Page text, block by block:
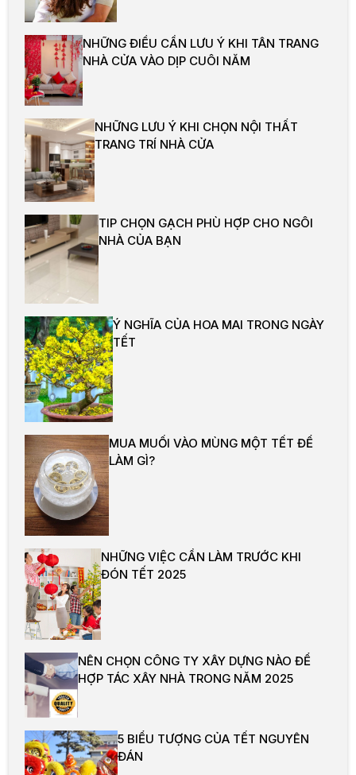
NHỮNG ĐIỀU CẦN LƯU Ý KHI TÂN TRANG
NHÀ CỬA VÀO DỊP CUÔI NĂM
NHỮNG LƯU Ý KHI CHỌN NỘI THẤT
TRANG TRÍ NHÀ CỬA
TIP CHỌN GẠCH PHÙ HỢP CHO NGÔI
NHÀ CỦA BẠN
Ý NGHĨA CỦA HOA MAI TRONG NGÀY
TẾT
MUA MUỐI VÀO MÙNG MỘT TẾT ĐỂ
LÀM GÌ?
NHỮNG VIỆC CẦN LÀM TRƯỚC KHI
ĐÓN TẾT 2025
NÊN CHỌN CÔNG TY XÂY DỰNG NÀO ĐỂ
HỢP TÁC XÂY NHÀ TRONG NĂM 2025
5 BIỂU TƯỢNG CỦA TẾT NGUYÊN
ĐÁN